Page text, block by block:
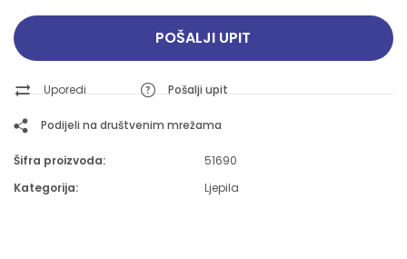
POŠALJI UPIT
Uporedi Pošalji upit
Podijeli na društvenim mrežama
Šifra proizvoda:
51690
Kategorija:
Ljepila